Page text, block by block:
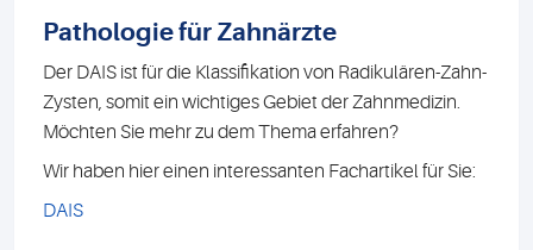
Kapitel 12: Nachweis von SARS-
Petra Wandernoth, Katharina Kriegsmann, Jörg
Zusammenfassung:
Die Amplifikation viraler Ribonukleinsäure durch
Zahn-
für Sie: